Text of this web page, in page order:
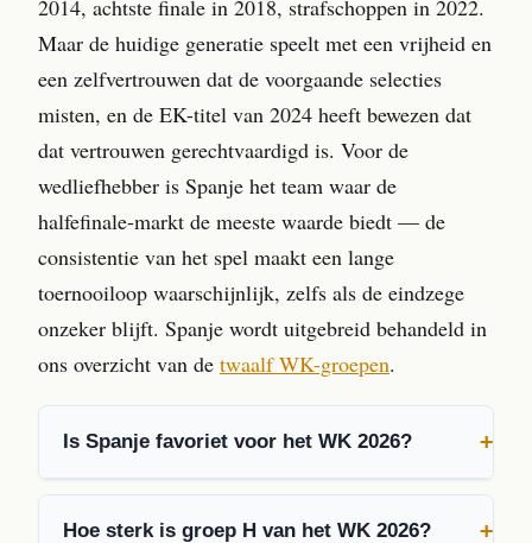
2014, achtste finale in 2018, strafschoppen in 2022.
Maar de huidige generatie speelt met een vrijheid en
een zelfvertrouwen dat de voorgaande selecties
misten, en de EK-titel van 2024 heeft bewezen dat
dat vertrouwen gerechtvaardigd is. Voor de
wedliefhebber is Spanje het team waar de
halfefinale-markt de meeste waarde biedt — de
consistentie van het spel maakt een lange
toernooiloop waarschijnlijk, zelfs als de eindzege
onzeker blijft. Spanje wordt uitgebreid behandeld in
ons overzicht van de twaalf WK-groepen.
Is Spanje favoriet voor het WK 2026?
Hoe sterk is groep H van het WK 2026?